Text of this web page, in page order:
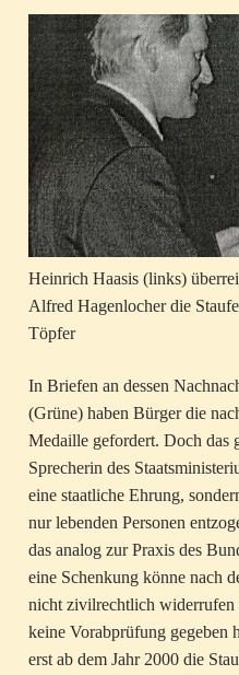
Heinrich Haasis (links)
Alfred Hagenlocher die
Töpfer
In Briefen an dessen
(Grüne) haben Bürger die
Medaille gefordert. Doch das
Sprecherin des
eine staatliche Ehrung,
nur lebenden Personen
das analog zur Praxis des
eine Schenkung könne nach
nicht zivilrechtlich widerrufen
keine Vorabprüfung gegeben
erst ab dem Jahr 2000 die